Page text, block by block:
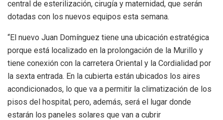
central de esterilización, cirugía y maternidad, que serán
dotadas con los nuevos equipos esta semana.
“El nuevo Juan Domínguez tiene una ubicación estratégica
porque está localizado en la prolongación de la Murillo y
tiene conexión con la carretera Oriental y la Cordialidad por
la sexta entrada. En la cubierta están ubicados los aires
acondicionados, lo que va a permitir la climatización de los
pisos del hospital; pero, además, será el lugar donde
estarán los paneles solares que van a cubrir